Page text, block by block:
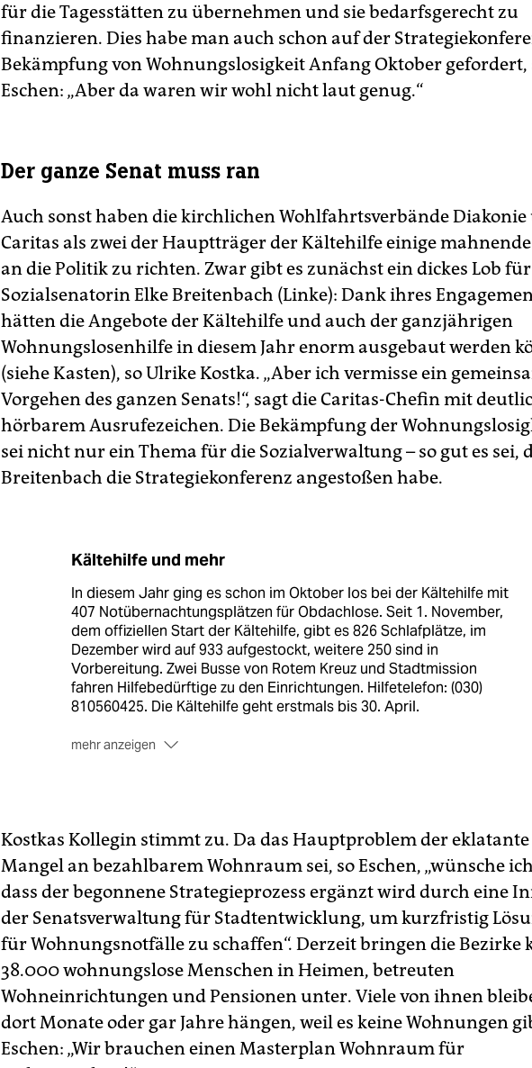
für die Tagesstätten zu übernehmen und sie bedarfsgerecht zu
finanzieren. Dies habe man auch schon auf der
Bekämpfung von Wohnungslosigkeit Anfang Oktober gefordert,
Eschen: „Aber da waren wir wohl nicht laut genug.“
Der ganze Senat muss ran
Auch sonst haben die kirchlichen Wohlfahrtsverbände
Caritas als zwei der Hauptträger der Kältehilfe einige
an die Politik zu richten. Zwar gibt es zunächst ein dickes Lob für
Sozialsenatorin Elke Breitenbach (Linke): Dank ihres
hätten die Angebote der Kältehilfe und auch der ganzjährigen
Wohnungslosenhilfe in diesem Jahr enorm ausgebaut werden
(siehe Kasten), so Ulrike Kostka. „Aber ich vermisse ein
Vorgehen des ganzen Senats!“, sagt die Caritas-Chefin mit
hörbarem Ausrufezeichen. Die Bekämpfung der
sei nicht nur ein Thema für die Sozialverwaltung – so gut es sei,
Breitenbach die Strategiekonferenz angestoßen habe.
Kältehilfe und mehr
In diesem Jahr ging es schon im Oktober los bei der Kältehilfe mit
407 Notübernachtungsplätzen für Obdachlose. Seit 1. November,
dem offiziellen Start der Kältehilfe, gibt es 826 Schlafplätze, im
Dezember wird auf 933 aufgestockt, weitere 250 sind in
Vorbereitung. Zwei Busse von Rotem Kreuz und Stadtmission
fahren Hilfebedürftige zu den Einrichtungen. Hilfetelefon: (030)
810560425. Die Kältehilfe geht erstmals bis 30. April.
mehr anzeigen
Teilprojekt davon ist eine Art WG der Stadtmission mit acht
Schlafplätzen. Betroffene sollen dort mittels eines individuellen
Intensiv-Clearings wieder in die Gesellschaft integriert werden.
(taz)
Kostkas Kollegin stimmt zu. Da das Hauptproblem der eklatante
Mangel an bezahlbarem Wohnraum sei, so Eschen, „wünsche
dass der begonnene Strategieprozess ergänzt wird durch eine
der Senatsverwaltung für Stadtentwicklung, um kurzfristig
für Wohnungsnotfälle zu schaffen“. Derzeit bringen die Bezirke
38.000 wohnungslose Menschen in Heimen, betreuten
Wohneinrichtungen und Pensionen unter. Viele von ihnen
dort Monate oder gar Jahre hängen, weil es keine Wohnungen
Eschen: „Wir brauchen einen Masterplan Wohnraum für